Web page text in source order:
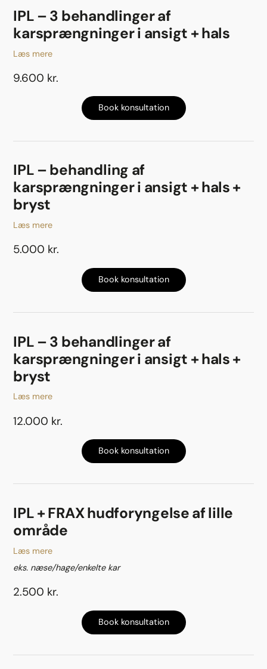
IPL – 3 behandlinger af
karsprængninger i ansigt + hals
Læs mere
9.600 kr.
Book konsultation
IPL – behandling af
karsprængninger i ansigt + hals +
bryst
Læs mere
5.000 kr.
Book konsultation
IPL – 3 behandlinger af
karsprængninger i ansigt + hals +
bryst
Læs mere
12.000 kr.
Book konsultation
IPL + FRAX hudforyngelse af lille
område
Læs mere
eks. næse/hage/enkelte kar
2.500 kr.
Book konsultation